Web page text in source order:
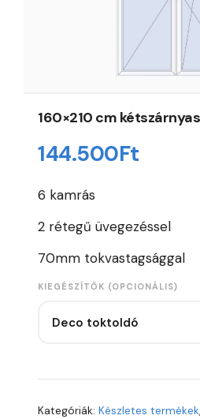
160×210 cm
144.500Ft
6 kamrás
2 rétegű üvegezéssel
70mm tokvastagsággal
KIEGÉSZÍTŐK (OPCIONÁLIS)
Deco toktoldó
Kategóriák: Készletes termékek,